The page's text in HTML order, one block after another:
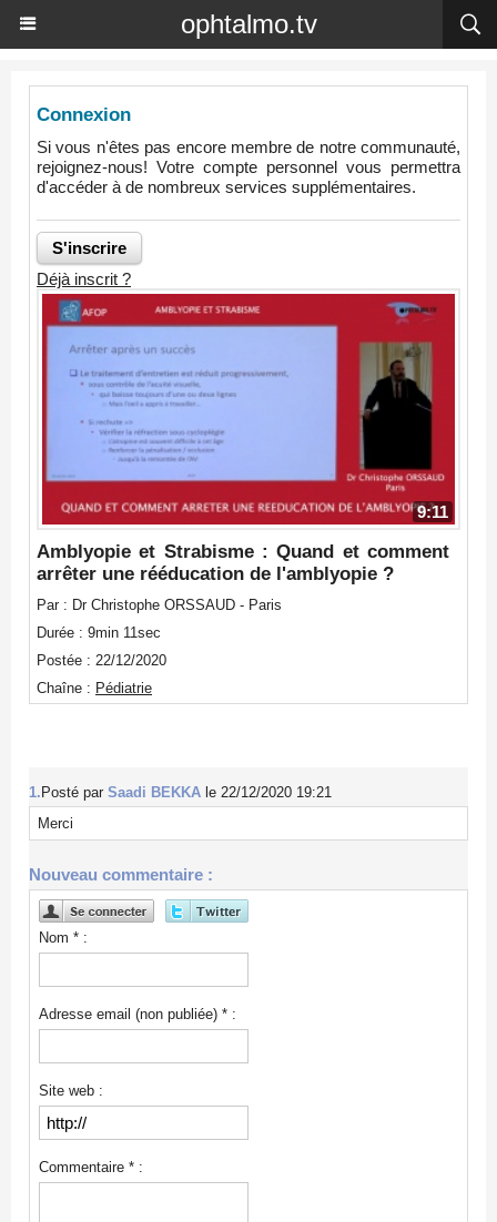
ophtalmo.tv
Connexion
Si vous n'êtes pas encore membre de notre communauté,
rejoignez-nous! Votre compte personnel vous permettra
d'accéder à de nombreux services supplémentaires.
Déjà inscrit ?
9:11
Amblyopie et Strabisme : Quand et comment
arrêter une rééducation de l'amblyopie ?
Par : Dr Christophe ORSSAUD - Paris
Durée : 9min 11sec
Postée : 22/12/2020
Chaîne : Pédiatrie
1. Posté par Saadi BEKKA le 22/12/2020 19:21
Merci
Nouveau commentaire :
Nom * :
Adresse email (non publiée) * :
Site web :
Commentaire * :